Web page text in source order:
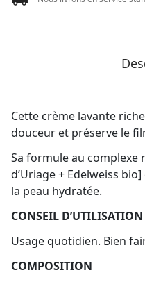
Cette crème lavante
douceur et préserve le
Sa formule au complexe
d’Uriage + Edelweiss
la peau hydratée.
CONSEIL D’UTILISATION
Usage quotidien. Bien
COMPOSITION